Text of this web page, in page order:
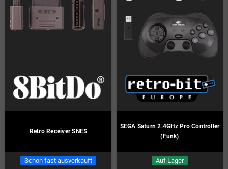
Retro Receiver SNES
Schon fast ausverkauft
SEGA Saturn 2.4GHz Pro Controller
(Funk)
Auf Lager